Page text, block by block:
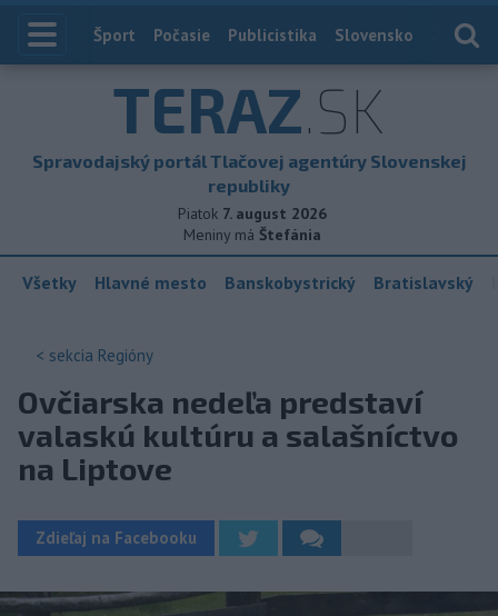
Index
Šport Počasie Publicistika Slovensko
TERAZ.SK
Spravodajský portál Tlačovej agentúry Slovenskej
republiky
Piatok 7. august 2026
Meniny má Štefánia
Všetky Hlavné mesto Banskobystrický Bratislavský
< sekcia Regióny
Ovčiarska nedeľa predstaví
valaskú kultúru a salašníctvo
na Liptove
Zdieľaj na Facebooku